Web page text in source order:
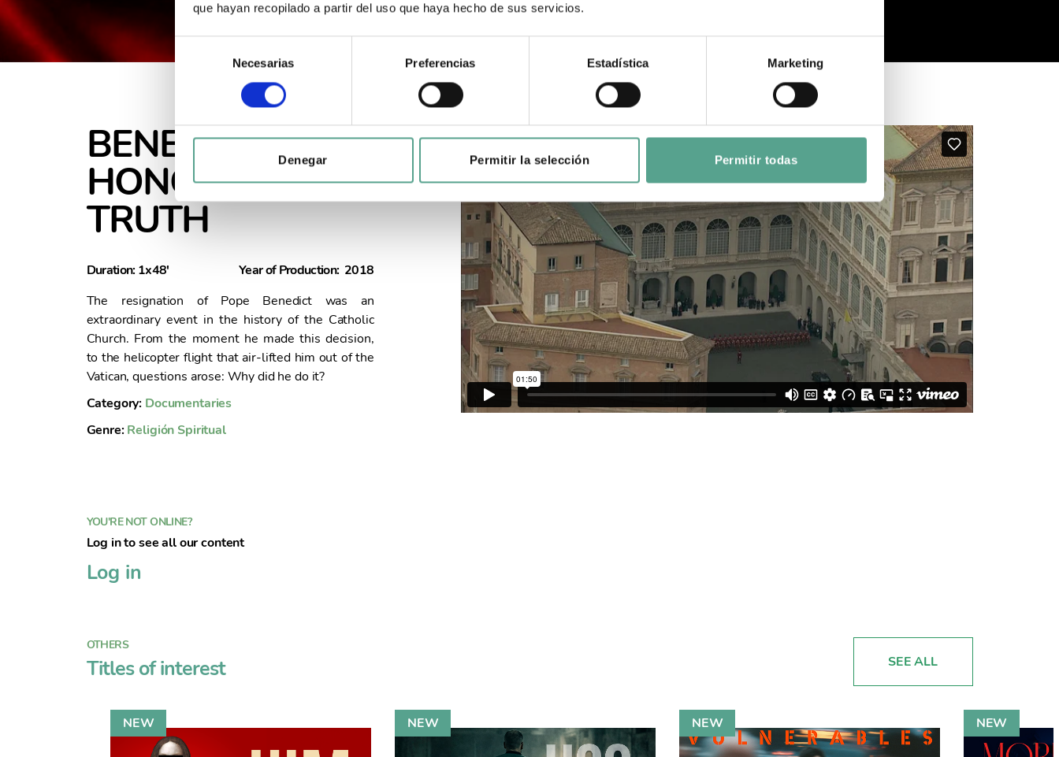
que hayan recopilado a partir del uso que haya hecho de sus servicios.
e
c
i
ó
n
s
e
n
t
i
m
Necesarias Preferencias Estadística Marketing
Denegar Permitir la selección Permitir todas
BENEDICT XVI: IN
HONOR OF THE
TRUTH
Duration: 1x48'
Year of Production: 2018
The resignation of Pope Benedict was an
extraordinary event in the history of the Catholic
Church. From the moment he made this decision,
to the helicopter flight that air-lifted him out of the
Vatican, questions arose: Why did he do it?
Category: Documentaries
Genre: Religión Spiritual
YOU'RE NOT ONLINE?
Log in to see all our content
Log in
OTHERS
Titles of interest SEE ALL